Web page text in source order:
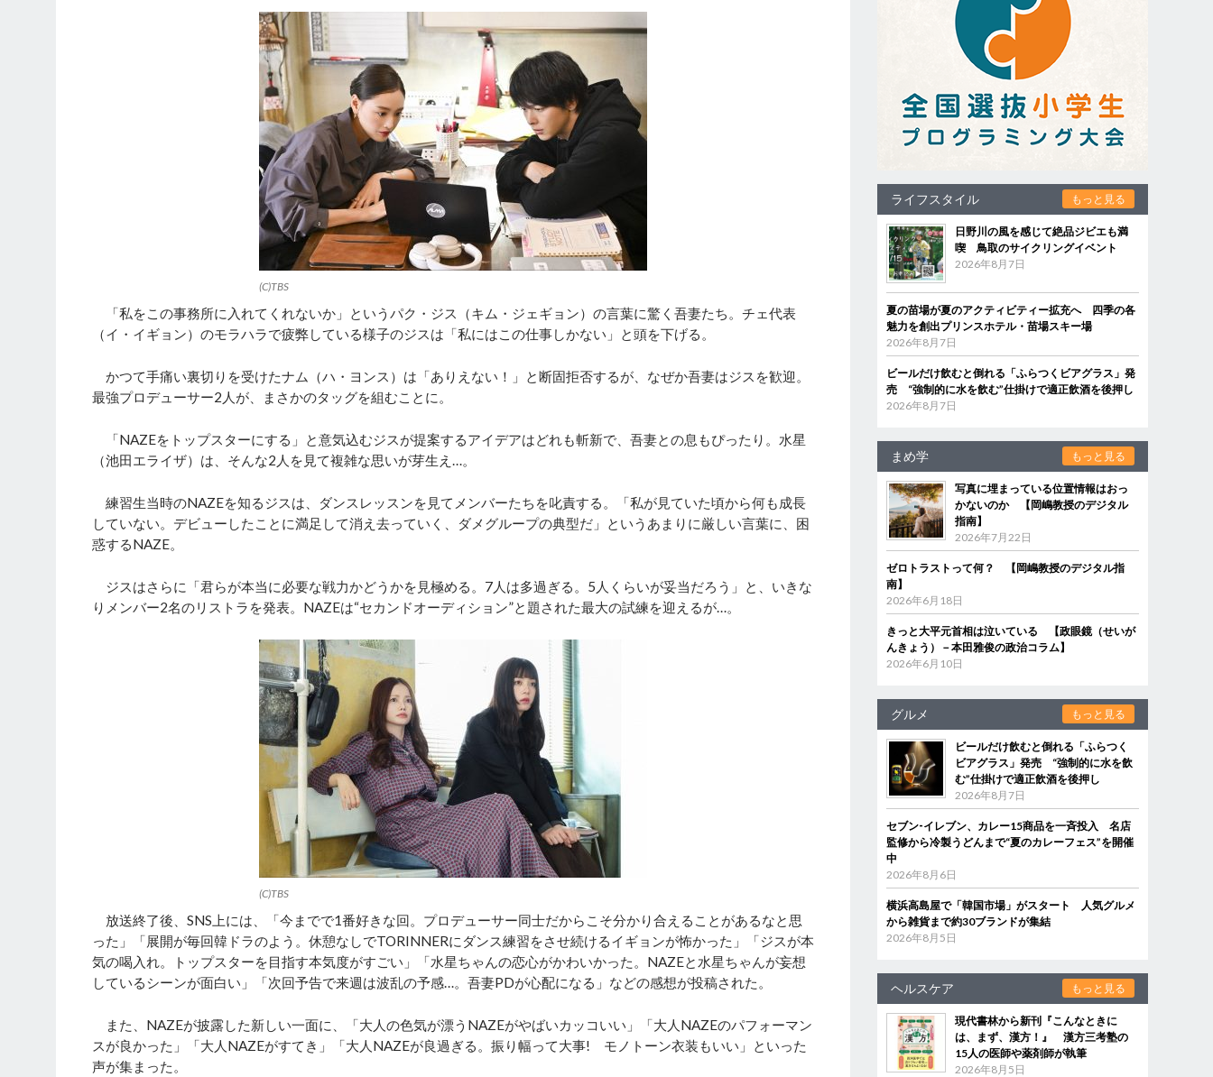
(C)TBS
「私をこの事務所に入れてくれないか」というパク・ジス（キム・ジェギョン）の言葉に驚く吾妻たち。チェ代表
（イ・イギョン）のモラハラで疲弊している様子のジスは「私にはこの仕事しかない」と頭を下げる。
かつて手痛い裏切りを受けたナム（ハ・ヨンス）は「ありえない！」と断固拒否するが、なぜか吾妻はジスを歓迎。
最強プロデューサー2人が、まさかのタッグを組むことに。
「NAZEをトップスターにする」と意気込むジスが提案するアイデアはどれも斬新で、吾妻との息もぴったり。水星
（池田エライザ）は、そんな2人を見て複雑な思いが芽生え…。
練習生当時のNAZEを知るジスは、ダンスレッスンを見てメンバーたちを叱責する。「私が見ていた頃から何も成長
していない。デビューしたことに満足して消え去っていく、ダメグループの典型だ」というあまりに厳しい言葉に、困
惑するNAZE。
ジスはさらに「君らが本当に必要な戦力かどうかを見極める。7人は多過ぎる。5人くらいが妥当だろう」と、いきな
りメンバー2名のリストラを発表。NAZEは“セカンドオーディション”と題された最大の試練を迎えるが…。
(C)TBS
放送終了後、SNS上には、「今までで1番好きな回。プロデューサー同士だからこそ分かり合えることがあるなと思
った」「展開が毎回韓ドラのよう。休憩なしでTORINNERにダンス練習をさせ続けるイギョンが怖かった」「ジスが本
気の喝入れ。トップスターを目指す本気度がすごい」「水星ちゃんの恋心がかわいかった。NAZEと水星ちゃんが妄想
しているシーンが面白い」「次回予告で来週は波乱の予感…。吾妻PDが心配になる」などの感想が投稿された。
また、NAZEが披露した新しい一面に、「大人の色気が漂うNAZEがやばいカッコいい」「大人NAZEのパフォーマン
スが良かった」「大人NAZEがすてき」「大人NAZEが良過ぎる。振り幅って大事! モノトーン衣装もいい」といった
声が集まった。
ライフスタイル もっと見る
日野川の風を感じて絶品ジビエも満
喫 鳥取のサイクリングイベント
2026年8月7日
夏の苗場が夏のアクティビティー拡充へ 四季の各
魅力を創出プリンスホテル・苗場スキー場
2026年8月7日
ビールだけ飲むと倒れる「ふらつくビアグラス」発
売 “強制的に水を飲む”仕掛けで適正飲酒を後押し
2026年8月7日
まめ学 もっと見る
写真に埋まっている位置情報はおっ
かないのか 【岡嶋教授のデジタル
指南】
2026年7月22日
ゼロトラストって何？ 【岡嶋教授のデジタル指
南】
2026年6月18日
きっと大平元首相は泣いている 【政眼鏡（せいが
んきょう）－本田雅俊の政治コラム】
2026年6月10日
グルメ もっと見る
ビールだけ飲むと倒れる「ふらつく
ビアグラス」発売 “強制的に水を飲
む”仕掛けで適正飲酒を後押し
2026年8月7日
セブン‐イレブン、カレー15商品を一斉投入 名店
監修から冷製うどんまで“夏のカレーフェス”を開催
中
2026年8月6日
横浜高島屋で「韓国市場」がスタート 人気グルメ
から雑貨まで約30ブランドが集結
2026年8月5日
ヘルスケア もっと見る
現代書林から新刊『こんなときに
は、まず、漢方！』 漢方三考塾の
15人の医師や薬剤師が執筆
2026年8月5日